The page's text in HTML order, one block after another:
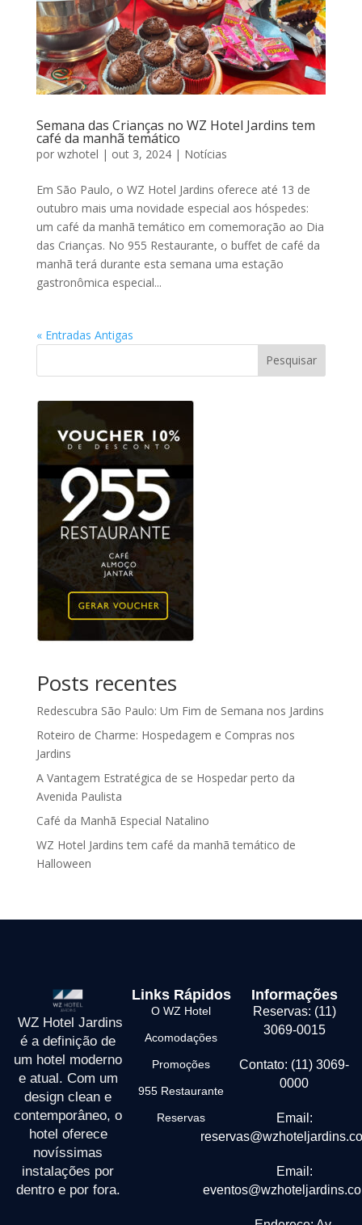
Semana das Crianças no WZ Hotel Jardins tem
café da manhã temático
por wzhotel | out 3, 2024| Notícias
Em São Paulo, o WZ Hotel Jardins oferece até 13 de
outubro mais uma novidade especial aos hóspedes:
um café da manhã temático em comemoração ao Dia
das Crianças. No 955 Restaurante, o buffet de café da
manhã terá durante esta semana uma estação
gastronômica especial...
« Entradas Antigas
Pesquisar
Posts recentes
Redescubra São Paulo: Um Fim de Semana nos Jardins
Roteiro de Charme: Hospedagem e Compras nos
Jardins
A Vantagem Estratégica de se Hospedar perto da
Avenida Paulista
Café da Manhã Especial Natalino
WZ Hotel Jardins tem café da manhã temático de
Halloween
WZ Hotel Jardins
é a definição de
um hotel moderno
e atual. Com um
design clean e
contemporâneo, o
hotel oferece
novíssimas
instalações por
dentro e por fora.
Links Rápidos
O WZ Hotel
Acomodações
Promoções
955 Restaurante
Reservas
Informações
Reservas: (11)
3069-0015
Contato: (11) 3069-
0000
Email:
Email: